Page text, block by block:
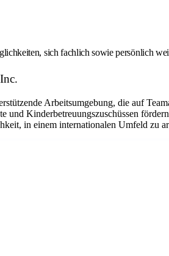
sich fachlich sowie persönlich
Arbeitsumgebung, die auf
Kinderbetreuungszuschüssen
in einem internationalen Umfeld zu